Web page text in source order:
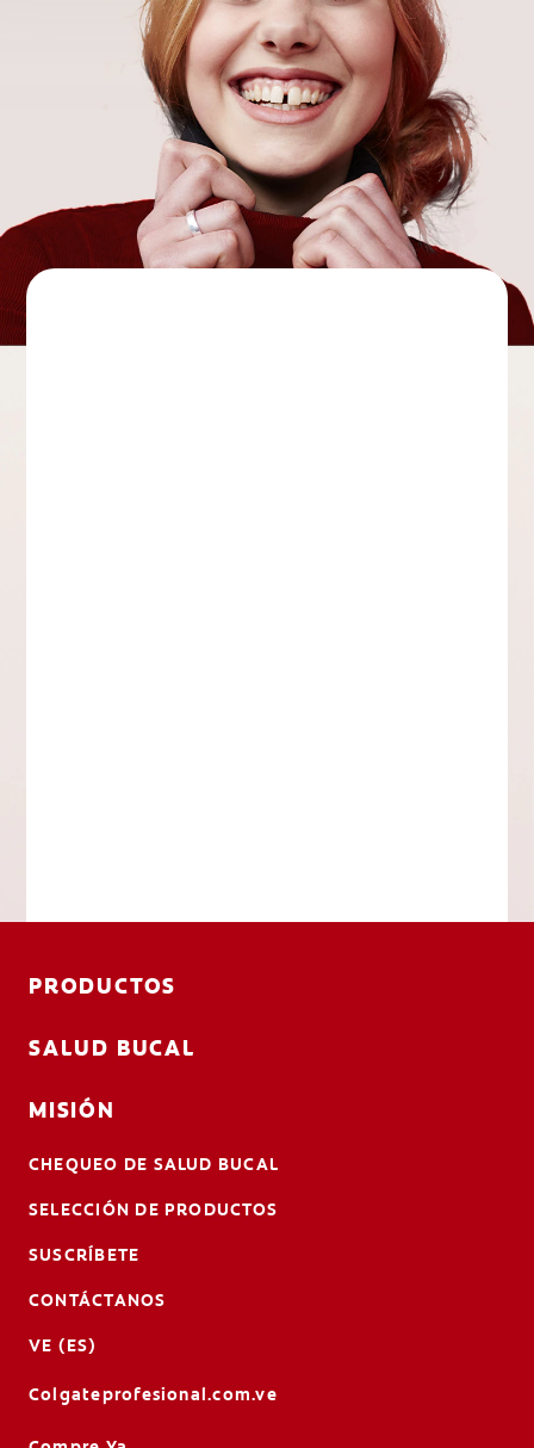
PRODUCTOS
SALUD BUCAL
MISIÓN
CHEQUEO DE SALUD BUCAL
SELECCIÓN DE PRODUCTOS
SUSCRÍBETE
CONTÁCTANOS
VE (ES)
Colgateprofesional.com.ve